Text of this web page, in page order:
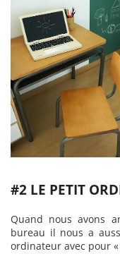
#2 LE PETIT
Quand nous avons
bureau il nous a
ordinateur avec pour